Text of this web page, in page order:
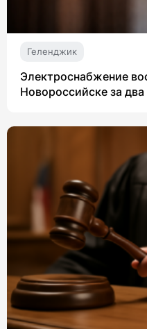
Геленджик
Электроснабжение
Новороссийске за два